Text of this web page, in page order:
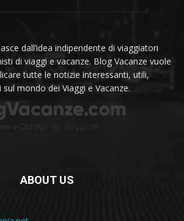
dall’idea indipendente di viaggiatori
di viaggi e vacanze. Blog Vacanze vuole
tutte le notizie interessanti, utili,
mondo dei Viaggi e Vacanze.
ABOUT US